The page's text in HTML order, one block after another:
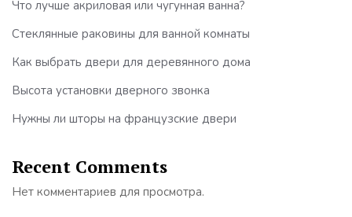
Что лучше акриловая или чугунная ванна?
Стеклянные раковины для ванной комнаты
Как выбрать двери для деревянного дома
Высота установки дверного звонка
Нужны ли шторы на французские двери
Recent Comments
Нет комментариев для просмотра.